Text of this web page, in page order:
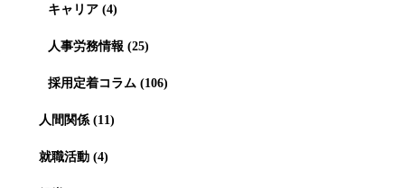
キャリア (4)
人事労務情報 (25)
採用定着コラム (106)
人間関係 (11)
就職活動 (4)